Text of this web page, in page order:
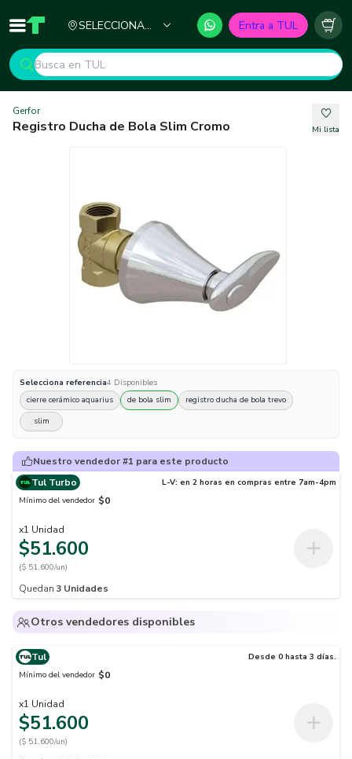
Inicio TUL - Tu Marketplace de Construcción
SELECCIONA
Entra a TUL
Gerfor
Registro Ducha de Bola Slim Cromo Mi lista
Selecciona referencia4 Disponibles
cierre cerámico aquarius
de bola slim
registro ducha de bola trevo
slim
Nuestro vendedor #1 para este producto
Tul Turbo
L-V: en 2 horas en compras entre 7am-4pm
Mínimo del vendedor $0
x1 Unidad
$51.600
($ 51.600/un)
Quedan 3 Unidades
Otros vendedores disponibles
Tul
Desde 0 hasta 3 días.
Mínimo del vendedor $0
x1 Unidad
$51.600
($ 51.600/un)